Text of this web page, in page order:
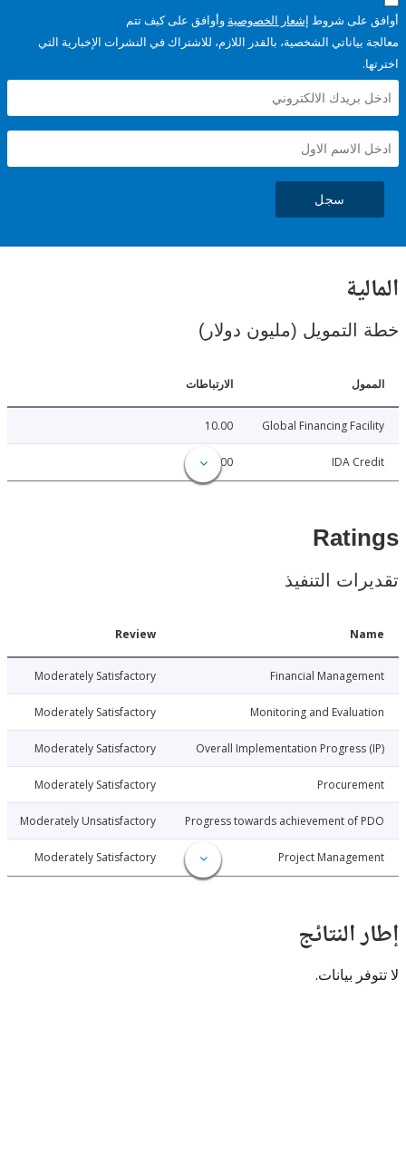
شروطإشعار الخصوصيةوأوافق على كيف تتم
الشخصية، بالقدر اللازم، للاشتراك في النشرات الإخبارية التي
(مليون دولار)
الارتباطات
Global Financing
10.00
IDA
التنفيذ
Financial
Moderately Satisfactory
Monitoring and
Moderately Satisfactory
Overall Implementation
Moderately Satisfactory
Moderately Satisfactory
Progress towards achievement of
Moderately Unsatisfactory
06-01
Project
Moderately Satisfactory
بيانات.